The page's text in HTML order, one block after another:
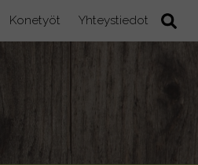
Konetyöt Yhteystiedot